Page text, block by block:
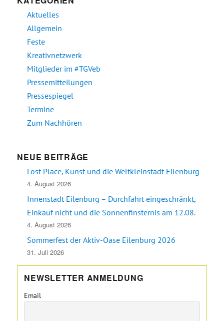
Aktuelles
Allgemein
Feste
Kreativnetzwerk
Mitglieder im #TGVeb
Pressemitteilungen
Pressespiegel
Termine
Zum Nachhören
NEUE BEITRÄGE
Lost Place, Kunst und die Weltkleinstadt Eilenburg
4. August 2026
Innenstadt Eilenburg – Durchfahrt eingeschränkt,
Einkauf nicht und die Sonnenfinsternis am 12.08.
4. August 2026
Sommerfest der Aktiv-Oase Eilenburg 2026
31. Juli 2026
NEWSLETTER ANMELDUNG
Email